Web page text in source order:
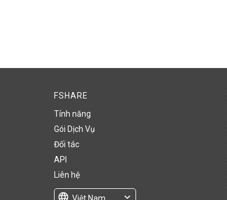
FSHARE
Tính năng
Gói Dịch Vụ
Đối tác
API
Liên hệ
language Việt Nam expand_more